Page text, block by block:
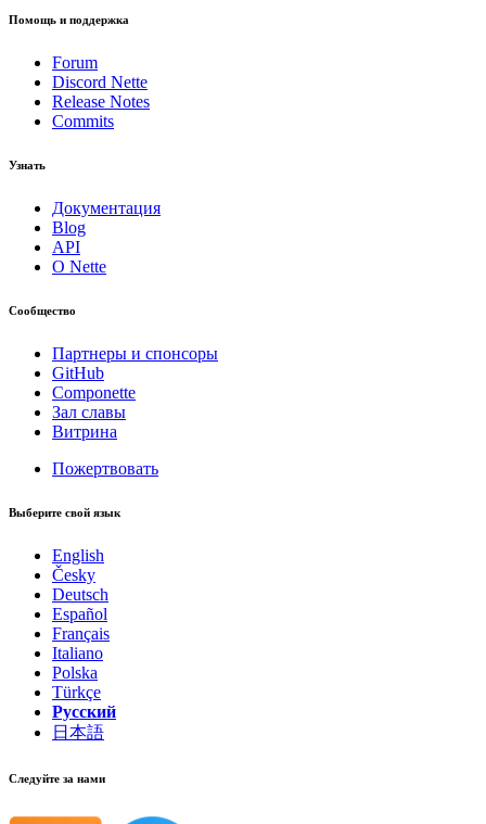
Вы нашли проблему на этой странице?
Показать на GitHub
Помощь и поддержка
Forum
Discord Nette
Release Notes
Commits
Узнать
Документация
Blog
API
О Nette
Сообщество
Партнеры и спонсоры
GitHub
Componette
Зал славы
Витрина
Пожертвовать
Выберите свой язык
English
Česky
Deutsch
Español
Français
Italiano
Polska
Türkçe
Русский
日本語
Следуйте за нами